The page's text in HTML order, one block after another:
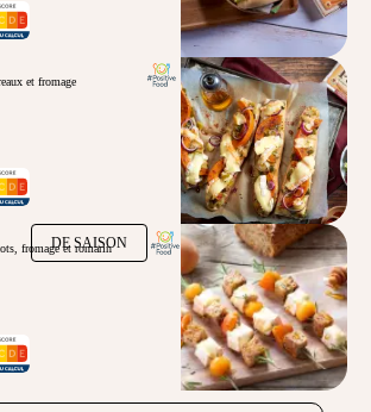
et fromage
DE SAISON
fromage et romarin